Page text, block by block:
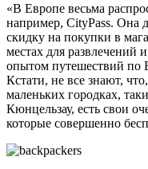
«В Европе весьма
например, CityPass. Она
скидку на покупки в
местах для развлечений
опытом путешествий по
Кстати, не все знают,
маленьких городках,
Кюнцельзау, есть свои
которые совершенно